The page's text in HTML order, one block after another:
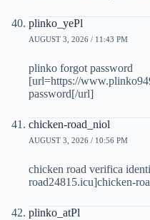
plinko_yePl
AUGUST 3, 2026 / 11:43 PM
plinko forgot password
[url=https://
password[/url]
chicken-road_niol
AUGUST 3, 2026 / 10:56 PM
chicken road verifica
road24815.icu]chicken-
plinko_atPl